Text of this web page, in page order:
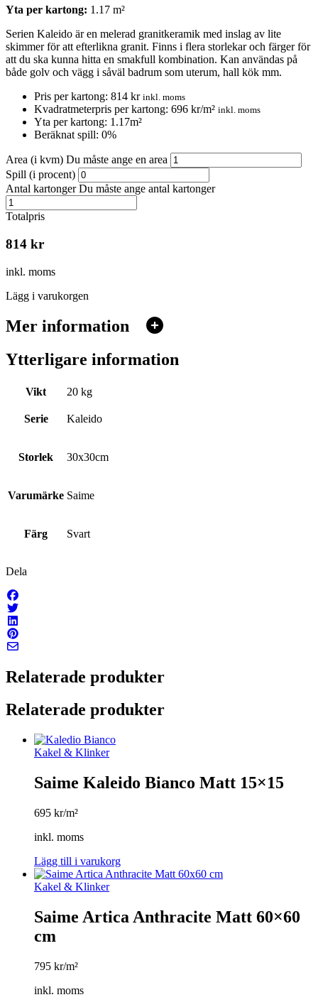
Yta per kartong: 1.17 m²
Serien Kaleido är en melerad granitkeramik med inslag av lite
skimmer för att efterlikna granit. Finns i flera storlekar och färger för
att du ska kunna hitta en smakfull kombination. Kan användas på
både golv och vägg i såväl badrum som uterum, hall kök mm.
Pris per kartong: 814 kr inkl. moms
Kvadratmeterpris per kartong: 696 kr/m² inkl. moms
Yta per kartong: 1.17m²
Beräknat spill: 0%
Area (i kvm) Du måste ange en area
Spill (i procent)
Antal kartongerDu måste ange antal kartonger
Totalpris
814 kr
inkl. moms
Lägg i varukorgen
Mer information
Ytterligare information
Vikt 20 kg
Serie Kaleido
Storlek 30x30cm
Varumärke Saime
Färg Svart
Dela
Relaterade produkter
Relaterade produkter
Kakel & Klinker
Saime Kaleido Bianco Matt 15×15
695 kr/m²
inkl. moms
Lägg till i varukorg
Kakel & Klinker
Saime Artica Anthracite Matt 60×60
cm
795 kr/m²
inkl. moms